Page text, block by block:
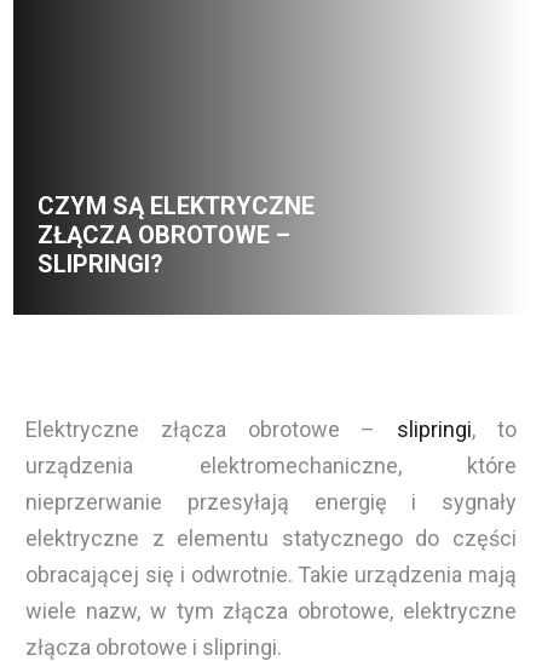
CZYM SĄ ELEKTRYCZNE
ZŁĄCZA OBROTOWE –
SLIPRINGI?
Elektryczne złącza obrotowe – slipringi, to
urządzenia elektromechaniczne, które
nieprzerwanie przesyłają energię i sygnały
elektryczne z elementu statycznego do części
obracającej się i odwrotnie. Takie urządzenia mają
wiele nazw, w tym złącza obrotowe, elektryczne
złącza obrotowe i slipringi.